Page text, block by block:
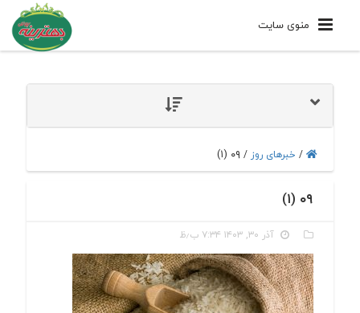
منوی سایت
/ خبرهای روز /۰۹ (۱)
۰۹ (۱)
آذر ۳۰, ۱۴۰۳ ۷:۳۴ ب٫ظ